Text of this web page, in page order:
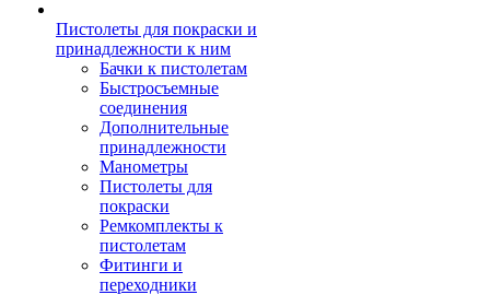
Пистолеты для покраски и
принадлежности к ним
Бачки к пистолетам
Быстросъемные
соединения
Дополнительные
принадлежности
Манометры
Пистолеты для
покраски
Ремкомплекты к
пистолетам
Фитинги и
переходники